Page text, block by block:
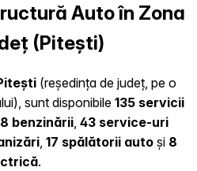
Auto în Zona
(Pitești)
(reședința de județ, pe o
sunt disponibile135 servicii
benzinării, 43 service-uri
, 17 spălătorii auto și 8
.